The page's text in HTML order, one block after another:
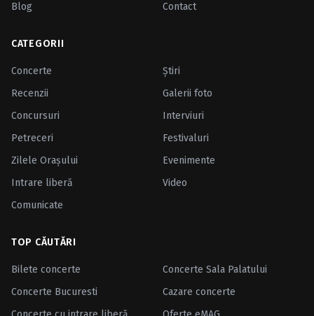
Blog
Contact
CATEGORII
Concerte
Ştiri
Recenzii
Galerii foto
Concursuri
Interviuri
Petreceri
Festivaluri
Zilele Oraşului
Evenimente
Intrare liberă
Video
Comunicate
TOP CĂUTĂRI
Bilete concerte
Concerte Sala Palatului
Concerte Bucuresti
Cazare concerte